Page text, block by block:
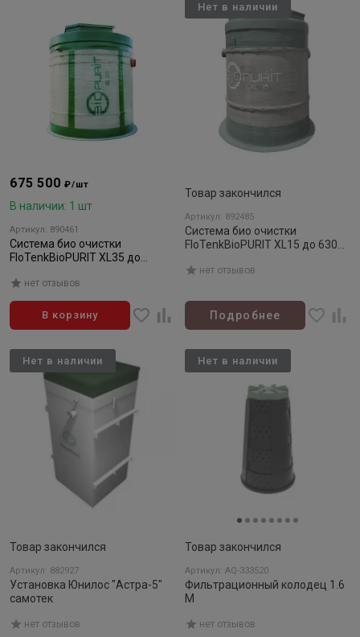
675 500₽/шт
В наличии: 1 шт
Артикул: 890461
Система био очистки
FloTenkBioPURIT XL35 до
нет отзывов
В корзину
Товар закончился
Артикул: 892485
Система био очистки
FloTenkBioPURIT XL15 до 630
нет отзывов
Подробнее
Нет в наличии
Товар закончился
Артикул: 882927
Установка Юнилос "Астра-5"
самотек
нет отзывов
Нет в наличии
Товар закончился
Артикул: AQ-333520
Фильтрационный колодец 1.6
М
нет отзывов
Нет в наличии